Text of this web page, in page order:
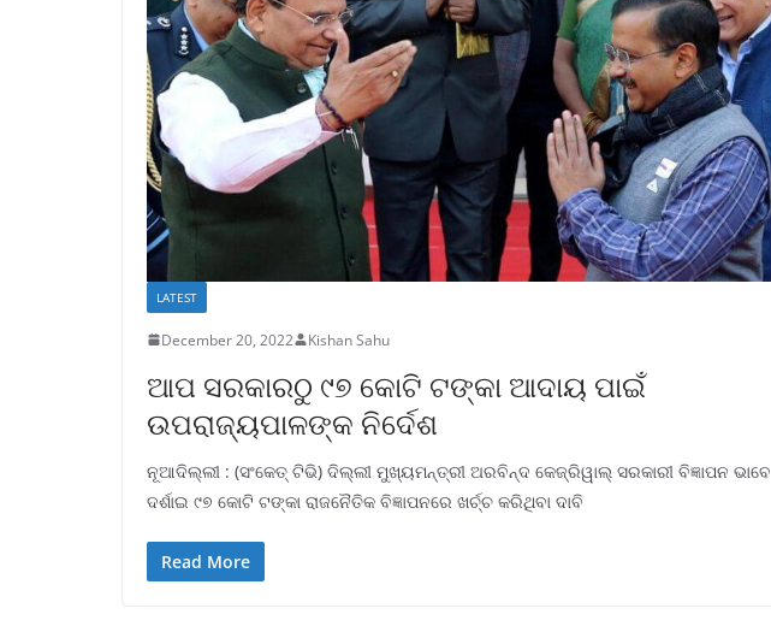
LATEST
December 20, 2022 Kishan Sahu
ଆପ ସରକାରଠୁ ୯୭ କୋଟି ଟଙ୍କା ଆଦାୟ ପାଇଁ
ଉପରାଜ୍ୟପାଳଙ୍କ ନିର୍ଦେଶ
ନୂଆଦିଲ୍ଲୀ : (ସଂକେତ୍ ଟିଭି) ଦିଲ୍ଲୀ ମୁଖ୍ୟମନ୍ତ୍ରୀ ଅରବିନ୍ଦ କେଜ୍ରିୱାଲ୍‌ ସରକାରୀ ବିଜ୍ଞାପନ ଭାବେ
ଦର୍ଶାଇ ୯୭ କୋଟି ଟଙ୍କା ରାଜନୈତିକ ବିଜ୍ଞାପନରେ ଖର୍ଚ୍ଚ କରିଥିବା ଦାବି
Read More